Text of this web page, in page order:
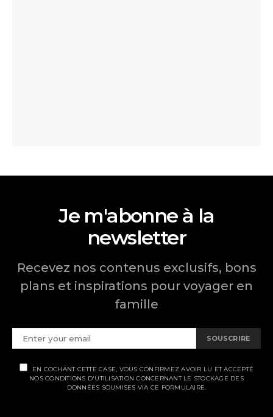
Je m'abonne à la
newsletter
Recevez nos contenus exclusifs, bons
plans et inspirations pour voyager en
famille
SOUSCRIRE
EN COCHANT CETTE CASE, VOUS CONFIRMEZ AVOIR LU ET ACCEPTÉ
NOS CONDITIONS D'UTILISATION CONCERNANT LE STOCKAGE DES
DONNÉES SOUMISES VIA CE FORMULAIRE.